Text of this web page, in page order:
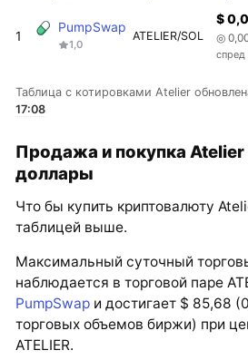
1
PumpSwap
1,0
ATELIER/SOL
$
◎
спред
Таблица с котировками Atelier
17:08
Продажа и покупка Atelier
доллары
Что бы купить криптовалюту
таблицей выше.
Максимальный суточный
наблюдается в торговой паре
PumpSwap и достигает $ 85,68
торговых объемов биржи) при
ATELIER.